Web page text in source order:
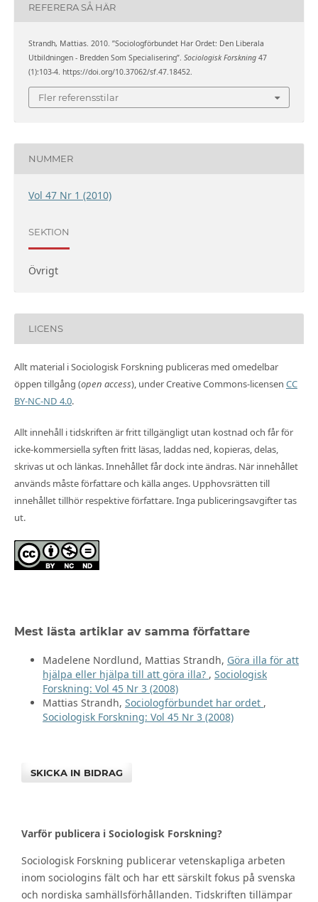
REFERERA SÅ HÄR
Strandh, Mattias. 2010. ”Sociologförbundet Har Ordet: Den Liberala
Utbildningen - Bredden Som Specialisering”. Sociologisk Forskning47
(1):103-4. https://doi.org/10.37062/sf.47.18452.
Fler referensstilar
NUMMER
Vol 47 Nr 1 (2010)
SEKTION
Övrigt
LICENS
Allt material i Sociologisk Forskning publiceras med omedelbar
öppen tillgång (open access), under Creative Commons-licensen CC
BY-NC-ND 4.0.
Allt innehåll i tidskriften är fritt tillgängligt utan kostnad och får för
icke-kommersiella syften fritt läsas, laddas ned, kopieras, delas,
skrivas ut och länkas. Innehållet får dock inte ändras. När innehållet
används måste författare och källa anges. Upphovsrätten till
innehållet tillhör respektive författare. Inga publiceringsavgifter tas
ut.
Mest lästa artiklar av samma författare
Madelene Nordlund, Mattias Strandh, Göra illa för att
hjälpa eller hjälpa till att göra illa? , Sociologisk
Forskning: Vol 45 Nr 3 (2008)
Mattias Strandh, Sociologförbundet har ordet ,
Sociologisk Forskning: Vol 45 Nr 3 (2008)
SKICKA IN BIDRAG
Varför publicera i Sociologisk Forskning?
Sociologisk Forskning publicerar vetenskapliga arbeten
inom sociologins fält och har ett särskilt fokus på svenska
och nordiska samhällsförhållanden. Tidskriften tillämpar